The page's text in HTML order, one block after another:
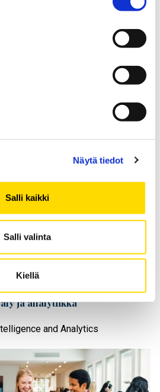
Näytä tiedot
Salli kaikki
Salli valinta
Kiellä
Management (Seinäjoki), DI
ja analytiikka
and Analytics